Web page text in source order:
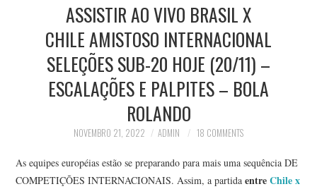
CONTATOASSISTIR AO VIVO BRASIL X
CHILE AMISTOSO INTERNACIONAL
SELEÇÕES SUB-20 HOJE (20/11) –
ESCALAÇÕES E PALPITES – BOLA
ROLANDO
NOVEMBRO 21, 2022 ADMIN 18 COMMENTS
As equipes européias estão se preparando para mais uma sequência DE
COMPETIÇÕES INTERNACIONAIS. Assim, a partidaentreChile x